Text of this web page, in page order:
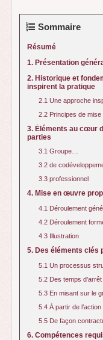
Sommaire
Résumé
1. Présentation
2. Historique et
inspirent la pratique
2.1 Une approche
2.2 Principes de
3. Éléments au cœur
parties
3.1 Groupe…
3.2 de
3.3 professionnel
4. Mise en œuvre
4.1 Déroulement
4.2 Déroulement
4.3 Illustration
5. Des éléments clés
5.1 Un processus
5.2 Des temps
5.3 En misant sur le
5.4 À partir de
5.5 De façon
6. Compétences